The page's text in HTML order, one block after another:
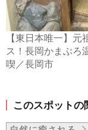
【東日本唯一】
ス！長岡かまぶろ
喫／長岡市
このスポットの